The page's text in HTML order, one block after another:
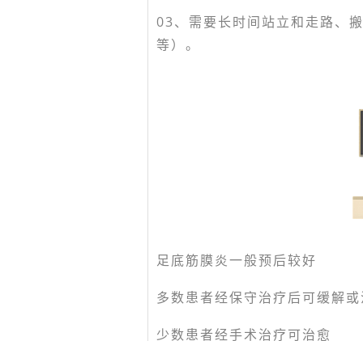
03、 需要长时间站立和走路、
等）。
足底筋膜炎一般预后较好
多数患者经保守治疗后可缓解
少数患者经手术治疗可治愈